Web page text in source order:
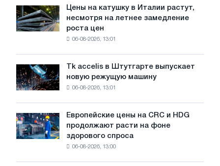
советской
авиации
в
Великой
Отечественной
войны
Цены
на
катушку
несмотря
на
летнее
замедление
роста
цен
Цены на катушку в Италии растут,
несмотря на летнее замедление
роста цен
06-08-2026, 13:01
Tk
accelis
в
новую
режущую
машину
Tk accelis в Штутгарте выпускает
новую режущую машину
06-08-2026, 13:01
Европейские
цены
на
Европейские цены на CRC и HDG
продолжают расти на фоне
здорового спроса
06-08-2026, 13:00